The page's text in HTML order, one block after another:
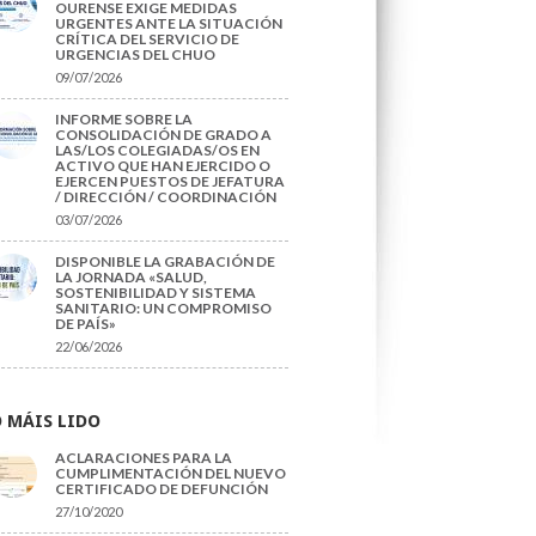
OURENSE EXIGE MEDIDAS
URGENTES ANTE LA SITUACIÓN
CRÍTICA DEL SERVICIO DE
URGENCIAS DEL CHUO
09/07/2026
INFORME SOBRE LA
CONSOLIDACIÓN DE GRADO A
LAS/LOS COLEGIADAS/OS EN
ACTIVO QUE HAN EJERCIDO O
EJERCEN PUESTOS DE JEFATURA
/ DIRECCIÓN / COORDINACIÓN
03/07/2026
DISPONIBLE LA GRABACIÓN DE
LA JORNADA «SALUD,
SOSTENIBILIDAD Y SISTEMA
SANITARIO: UN COMPROMISO
DE PAÍS»
22/06/2026
MÁIS LIDO
ACLARACIONES PARA LA
CUMPLIMENTACIÓN DEL NUEVO
CERTIFICADO DE DEFUNCIÓN
27/10/2020